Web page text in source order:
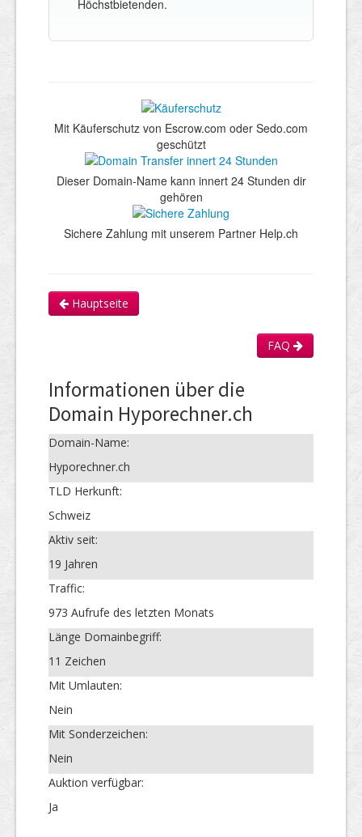
Höchstbietenden.
Mit Käuferschutz von Escrow.com oder Sedo.com
geschützt
Dieser Domain-Name kann innert 24 Stunden dir
gehören
Sichere Zahlung mit unserem Partner Help.ch
Hauptseite
FAQ
Informationen über die
Domain Hyporechner.ch
Domain-Name:
Hyporechner.ch
TLD Herkunft:
Schweiz
Aktiv seit:
19 Jahren
Traffic:
973 Aufrufe des letzten Monats
Länge Domainbegriff:
11 Zeichen
Mit Umlauten:
Nein
Mit Sonderzeichen:
Nein
Auktion verfügbar:
Ja